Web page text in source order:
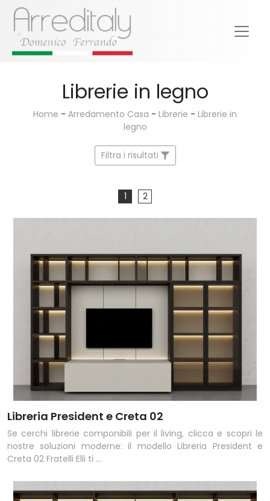
Librerie in legno
Home - Arredamento Casa - Librerie - Librerie in
legno
Filtra i risultati
1 2
Libreria President e Creta 02
Se cerchi librerie componibili per il living, clicca e scopri le
nostre soluzioni moderne: il modello Libreria President e
Creta 02 Fratelli Elli ti ...